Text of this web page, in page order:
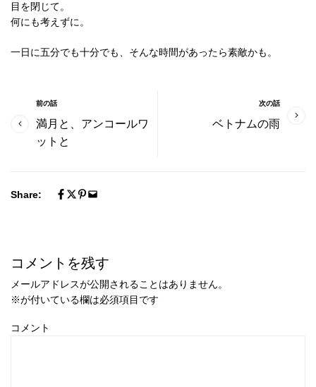
目を閉じて。
何にも考えずに。
一日に五分でも十分でも、そんな時間があったら素敵かも。
前の話
満月と、アンコールワ
ットと
次の話
ベトナムの雨
Share:
コメントを残す
メールアドレスが公開されることはありません。
※が付いている欄は必須項目です
コメント